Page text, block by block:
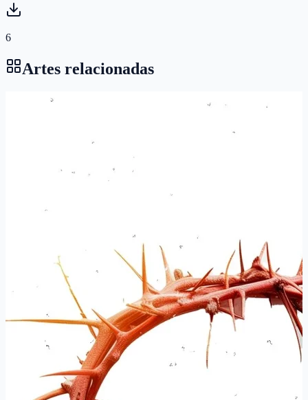
6
Artes relacionadas